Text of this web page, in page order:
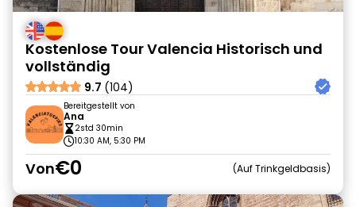
Kostenlose Tour Valencia Historisch und
vollständig
9.7 (104)
Bereitgestellt von
Ana
2std 30min
10:30 AM, 5:30 PM
Von€0 Auf Trinkgeldbasis